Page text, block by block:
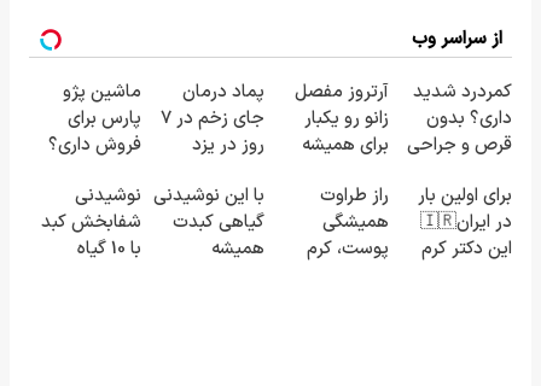
از سراسر وب
کمردرد شدید
داری؟ بدون
قرص و جراحی
◗پرسش‌نامه◖
آرتروز مفصل
زانو رو یکبار
برای همیشه
◗پرسش‌نامه◖
پماد درمان
جای زخم در ۷
روز در یزد
(مشاوره
بگیرید)
ماشین پژو
پارس برای
فروش داری؟
بفروشش
برای اولین بار
در ایران🇮🇷
این دکتر کرم
راز طراوت
همیشگی
پوست، کرم
با این نوشیدنی
گیاهی کبدت
همیشه
نوشیدنی
شفابخش کبد
با 10 گیاه